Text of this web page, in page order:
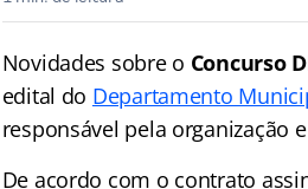
Novidades sobre o Concurso
edital do Departamento
responsável pela organização
De acordo com o contrato